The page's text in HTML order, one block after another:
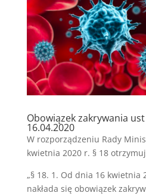
Obowiązek zakrywania
16.04.2020
W rozporządzeniu Rady
kwietnia 2020 r. § 18
„§ 18. 1. Od dnia 16 kwietnia
nakłada się obowiązek